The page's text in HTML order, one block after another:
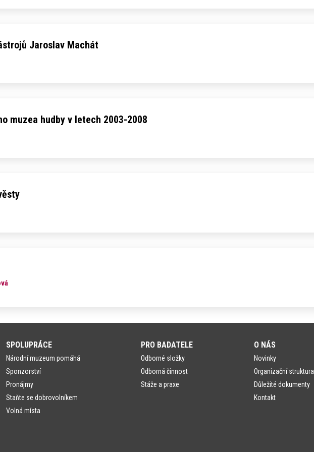
Jaroslav Machát
muzea hudby v letech 2003-2008
SPOLUPRÁCE
Národní muzeum pomáhá
Sponzorství
Pronájmy
Staňte se dobrovolníkem
Volná místa
PRO BADATELE
Odborné složky
Odborná činnost
Stáže a praxe
O NÁS
Novinky
Organizační struktura
Důležité dokumenty
Kontakt